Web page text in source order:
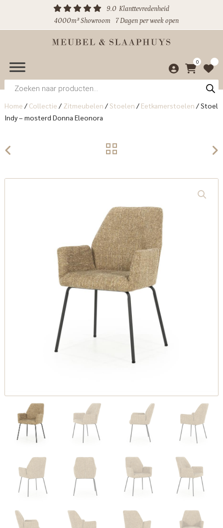
9.0 Klanttevredenheid
4000m² Showroom
7 Dagen per week open
0
Producten
zoeken
Home / Collectie / Zitmeubelen / Stoelen / Eetkamerstoelen /Stoel
Indy – mosterd Donna Eleonora